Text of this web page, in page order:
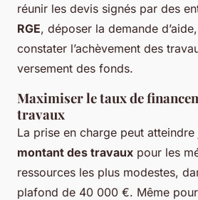
réunir les devis signés par des
RGE, déposer la demande
constater l’achèvement des
versement des fonds.
Maximiser le taux de
travaux
La prise en charge peut atteindre
montant des travaux pour les
ressources les plus modestes,
plafond de 40 000 €. Même